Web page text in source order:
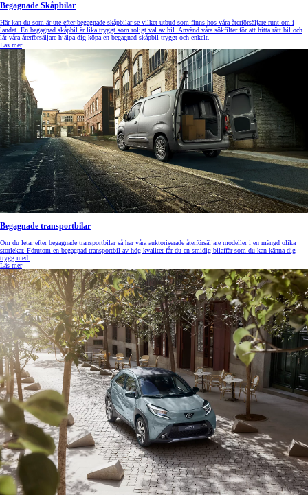
Begagnade Skåpbilar
Här kan du som är ute efter begagnade skåpbilar se vilket utbud som finns hos våra återförsäljare runt om i
landet. En begagnad skåpbil är lika tryggt som roligt val av bil. Använd våra sökfilter för att hitta rätt bil och
låt våra återförsäljare hjälpa dig köpa en begagnad skåpbil tryggt och enkelt.
Läs mer
Begagnade transportbilar
Om du letar efter begagnade transportbilar så har våra auktoriserade återförsäljare modeller i en mängd olika
storlekar. Förutom en begagnad transportbil av hög kvalitet får du en smidig bilaffär som du kan känna dig
trygg med.
Läs mer